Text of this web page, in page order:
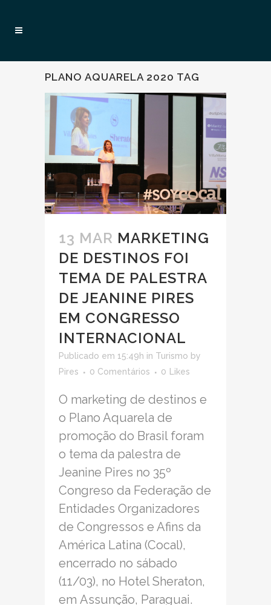
PLANO AQUARELA 2020 TAG
13 MAR MARKETING
DE DESTINOS FOI
TEMA DE PALESTRA
DE JEANINE PIRES
EM CONGRESSO
INTERNACIONAL
Publicado em 15:49h in Turismo by
Pires
0 Comentários 0 Likes
O marketing de destinos e
o Plano Aquarela de
promoção do Brasil foram
o tema da palestra de
Jeanine Pires no 35º
Congreso da Federação de
Entidades Organizadores
de Congressos e Afins da
América Latina (Cocal),
encerrado no sábado
(11/03), no Hotel Sheraton,
em Assunção, Paraguai.